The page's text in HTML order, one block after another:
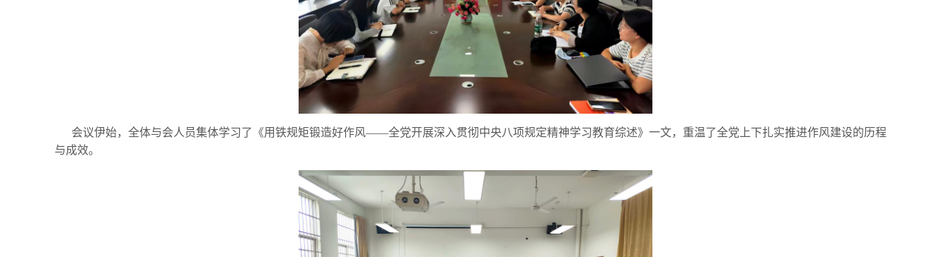
会议伊始，全体与会人员集体学习了《用铁规矩锻造好作风——全党开展深入贯彻中央八项规定精神学习教育综述》一文，重温了全党上下扎实推进作风建设的历程
与成效。